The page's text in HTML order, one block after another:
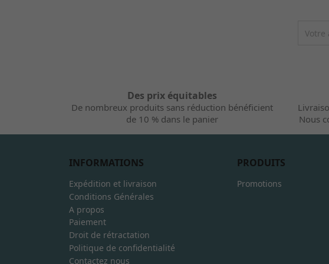
Des prix équitables
De nombreux produits sans réduction bénéficient
de 10 % dans le panier
Nous
INFORMATIONS
Expédition et livraison
Conditions Générales
A propos
Paiement
Droit de rétractation
Politique de confidentialité
Contactez nous
PRODUITS
Promotions